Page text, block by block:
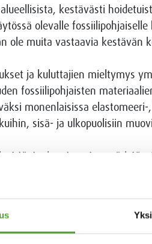
kestävästi
olevalle
ole muita vastaavia kestävän
ja kuluttajien mieltymys
fossiilipohjaisten
monenlaisissa elastomeeri-
sisä- ja ulkopuolisiin
täyteaineet ovat
väri pysyy vakaana
entistä paremmin
UPM:n uusiutuvat